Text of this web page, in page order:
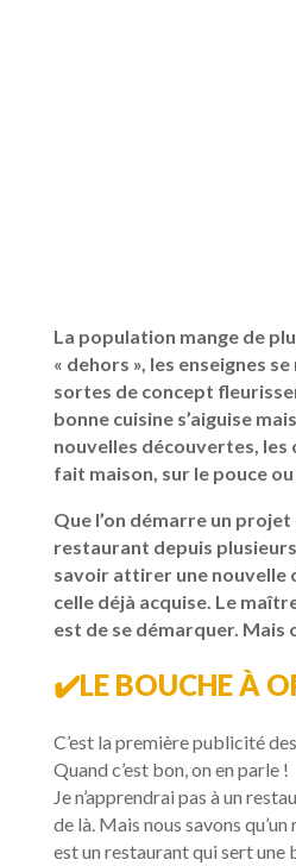
La population mange de
« dehors », les enseignes
sortes de concept
bonne cuisine s’aiguise
nouvelles découvertes, les
fait maison, sur le pouce
Que l’on démarre un projet
restaurant depuis
savoir attirer une nouvelle
celle déjà acquise. Le
est de se démarquer. Mais
✔️LE BOUCHE À
C’est la première publicité
Quand c’est bon, on en parle !
Je n’apprendrai pas à un
de là. Mais nous savons
est un restaurant qui sert une